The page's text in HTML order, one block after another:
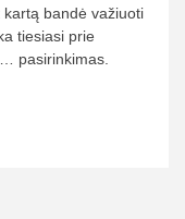
bandė važiuoti
tiesiasi prie
pasirinkimas.